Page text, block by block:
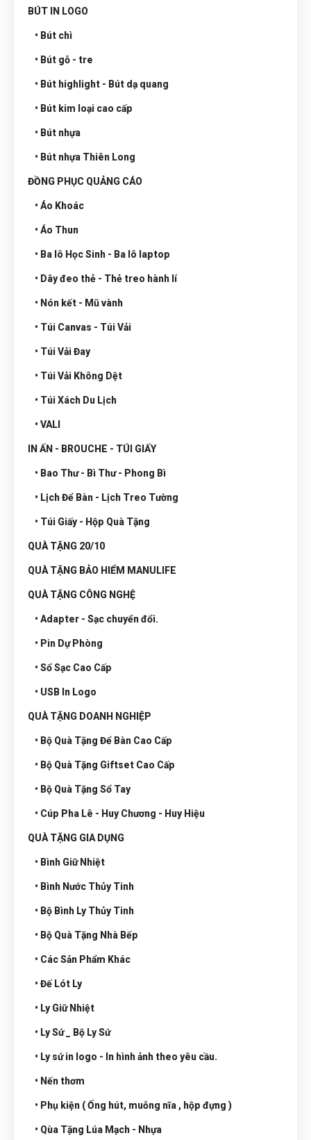
BÚT IN LOGO
• Bút chì
• Bút gỗ - tre
• Bút highlight - Bút dạ quang
• Bút kim loại cao cấp
• Bút nhựa
• Bút nhựa Thiên Long
ĐỒNG PHỤC QUẢNG CÁO
• Áo Khoác
• Áo Thun
• Ba lô Học Sinh - Ba lô laptop
• Dây đeo thẻ - Thẻ treo hành lí
• Nón kết - Mũ vành
• Túi Canvas - Túi Vải
• Túi Vải Đay
• Túi Vải Không Dệt
• Túi Xách Du Lịch
• VALI
IN ẤN - BROUCHE - TÚI GIẤY
• Bao Thư - Bì Thư - Phong Bì
• Lịch Để Bàn - Lịch Treo Tường
• Túi Giấy - Hộp Quà Tặng
QUÀ TẶNG 20/10
QUÀ TẶNG BẢO HIỂM MANULIFE
QUÀ TẶNG CÔNG NGHỆ
• Adapter - Sạc chuyển đổi.
• Pin Dự Phòng
• Sổ Sạc Cao Cấp
• USB In Logo
QUÀ TẶNG DOANH NGHIỆP
• Bộ Quà Tặng Để Bàn Cao Cấp
• Bộ Quà Tặng Giftset Cao Cấp
• Bộ Quà Tặng Sổ Tay
• Cúp Pha Lê - Huy Chương - Huy Hiệu
QUÀ TẶNG GIA DỤNG
• Bình Giữ Nhiệt
• Bình Nước Thủy Tinh
• Bộ Bình Ly Thủy Tinh
• Bộ Quà Tặng Nhà Bếp
• Các Sản Phẩm Khác
• Đế Lót Ly
• Ly Giữ Nhiệt
• Ly Sứ _ Bộ Ly Sứ
• Ly sứ in logo - In hình ảnh theo yêu cầu.
• Nến thơm
• Phụ kiện ( Ống hút, muỗng nĩa , hộp đựng )
• Qùa Tặng Lúa Mạch - Nhựa